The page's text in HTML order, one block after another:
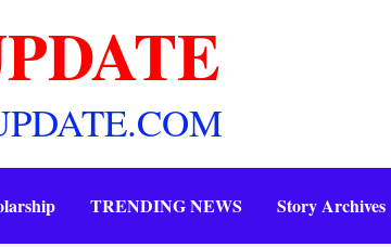
TRENDING NEWS Story Archives